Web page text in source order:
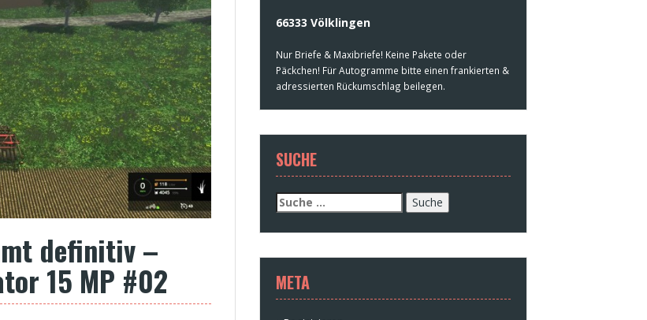
definitiv –
15 MP #02
66333 Völklingen
Nur Briefe & Maxibriefe! Keine Pakete oder
Päckchen! Für Autogramme bitte einen frankierten &
adressierten Rückumschlag beilegen.
SUCHE
Suche
nach:
META